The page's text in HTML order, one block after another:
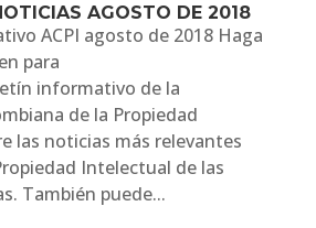
AGOSTO DE 2018
ACPI agosto de 2018 Haga
para
informativo de la
de la Propiedad
las noticias más relevantes
Intelectual de las
También puede...